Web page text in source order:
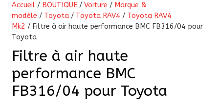
Accueil / BOUTIQUE / Voiture / Marque &
modèle / Toyota / Toyota RAV4 / Toyota RAV4
Mk2 / Filtre à air haute performance BMC FB316/04 pour
Toyota
Filtre à air haute
performance BMC
FB316/04 pour Toyota